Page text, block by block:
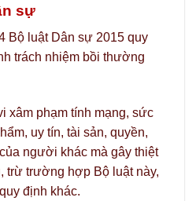
sự
Bộ luật Dân sự 2015 quy
trách nhiệm bồi thường
xâm phạm tính mạng, sức
uy tín, tài sản, quyền,
người khác mà gây thiệt
trừ trường hợp Bộ luật này,
định khác.